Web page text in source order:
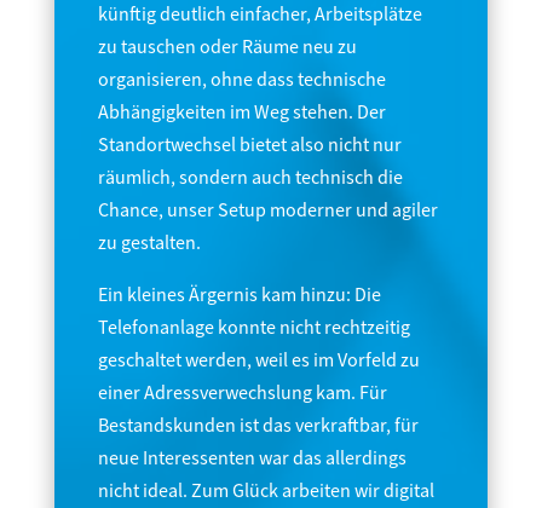
künftig deutlich einfacher, Arbeitsplätze
zu tauschen oder Räume neu zu
organisieren, ohne dass technische
Abhängigkeiten im Weg stehen. Der
Standortwechsel bietet also nicht nur
räumlich, sondern auch technisch die
Chance, unser Setup moderner und agiler
zu gestalten.
Ein kleines Ärgernis kam hinzu: Die
Telefonanlage konnte nicht rechtzeitig
geschaltet werden, weil es im Vorfeld zu
einer Adressverwechslung kam. Für
Bestandskunden ist das verkraftbar, für
neue Interessenten war das allerdings
nicht ideal. Zum Glück arbeiten wir digital